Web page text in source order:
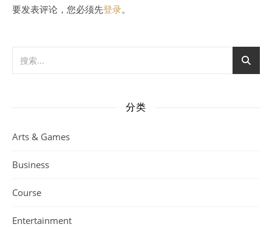
要发表评论，您必须先登录。
分类
Arts & Games
Business
Course
Entertainment